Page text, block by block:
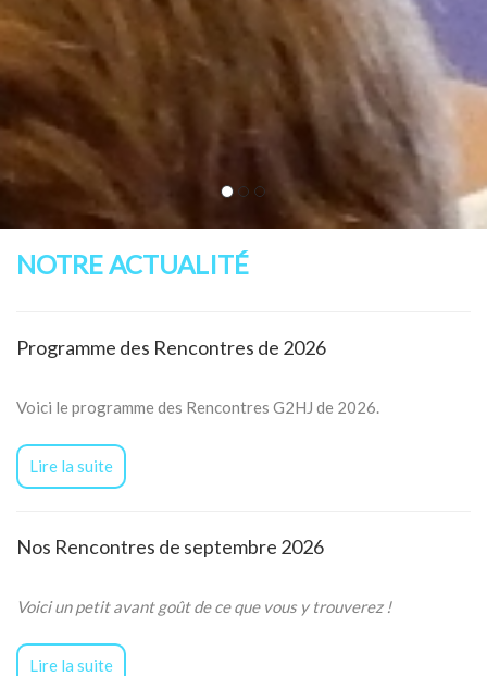
NOTRE ACTUALITÉ
Programme des Rencontres de 2026
Voici le programme des Rencontres G2HJ de 2026.
Lire la suite
Nos Rencontres de septembre 2026
Voici un petit avant goût de ce que vous y trouverez !
Lire la suite